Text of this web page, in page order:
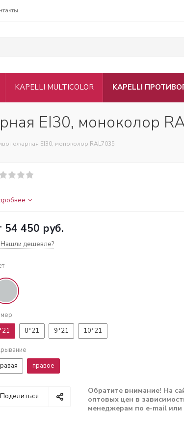
KAPELLI MULTICOLOR KAPELLI
EI30, моноколор
EI30, моноколор RAL7035
54 450 руб.
Нашли дешевле?
8*21 9*21 10*21
правое
Поделиться
Обратите внимание! На
оптовых цен в
менеджерам по e-mail или